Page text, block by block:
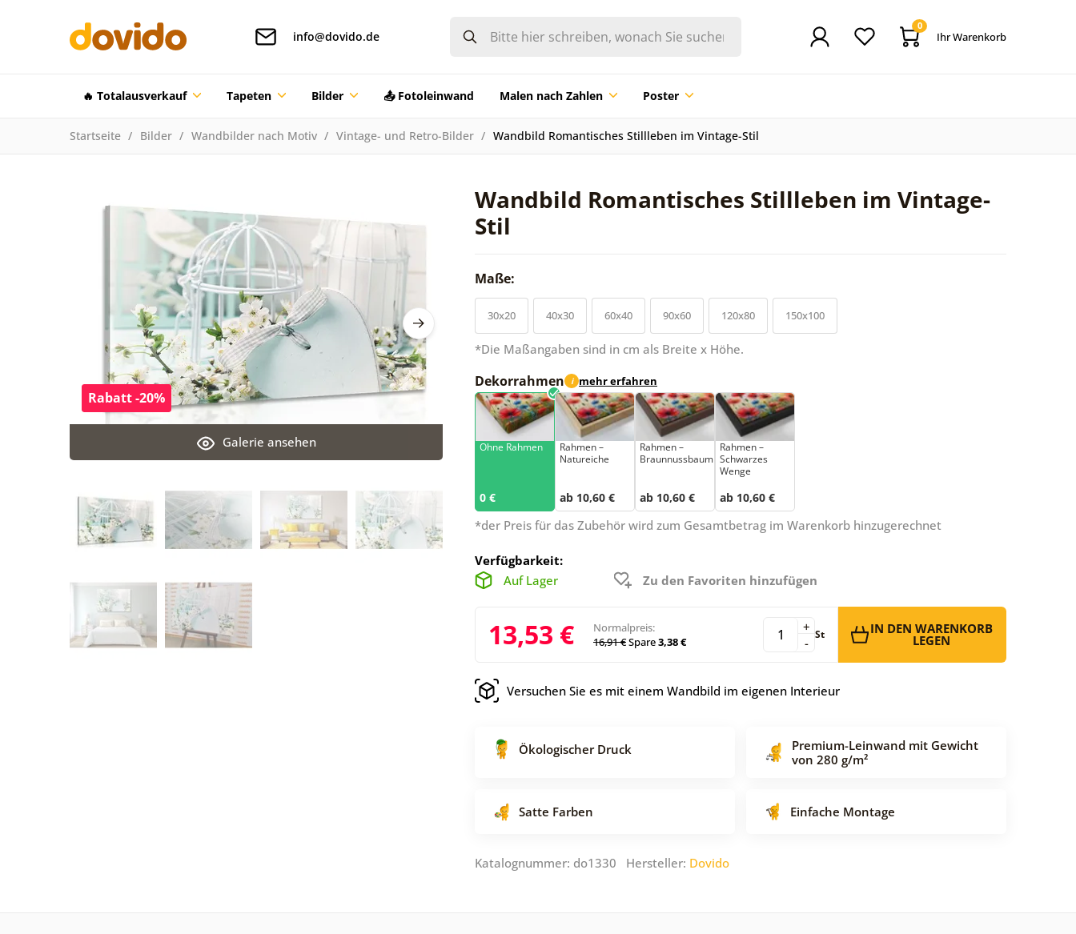
info@dovido.de
0
Ihr Warenkorb
🔥 Totalausverkauf Tapeten Bilder 📤 Fotoleinwand Malen nach Zahlen Poster
Startseite Bilder Wandbilder nach Motiv Vintage- und Retro-Bilder Wandbild Romantisches Stillleben im Vintage-Stil
Wandbild Romantisches Stillleben im Vintage-
Stil
Galerie ansehen
Rabatt -20%
Maße:
30x20 40x30 60x40 90x60 120x80 150x100
*Die Maßangaben sind in cm als Breite x Höhe.
Dekorrahmen i mehr erfahren
Ohne Rahmen
0 €
Rahmen –
Natureiche
ab 10,60 €
Rahmen –
Braunnussbaum
ab 10,60 €
Rahmen –
Schwarzes
Wenge
ab 10,60 €
*der Preis für das Zubehör wird zum Gesamtbetrag im Warenkorb hinzugerechnet
Verfügbarkeit:
Auf Lager
Zu den Favoriten hinzufügen
13,53 €
Normalpreis:
16,91 €Spare3,38 € -
+ St IN DEN WARENKORB
LEGEN
Versuchen Sie es mit einem Wandbild im eigenen Interieur
Ökologischer Druck
Premium-Leinwand mit Gewicht
von 280 g/m²
Satte Farben Einfache Montage
Katalognummer: do1330 Hersteller: Dovido